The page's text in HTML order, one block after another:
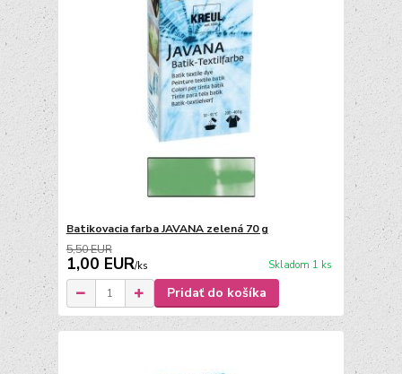
Batikovacia farba JAVANA zelená 70 g
5,50 EUR
1,00 EUR/ks Skladom 1 ks
Pridať do košíka